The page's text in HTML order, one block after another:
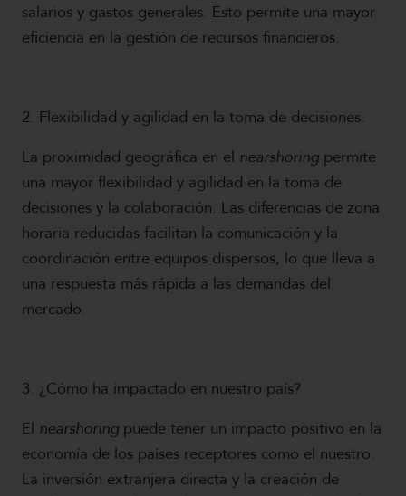
salarios y gastos generales. Esto permite una mayor
eficiencia en la gestión de recursos financieros.
2. Flexibilidad y agilidad en la toma de decisiones.
La proximidad geográfica en el nearshoring permite
una mayor flexibilidad y agilidad en la toma de
decisiones y la colaboración. Las diferencias de zona
horaria reducidas facilitan la comunicación y la
coordinación entre equipos dispersos, lo que lleva a
una respuesta más rápida a las demandas del
mercado.
3. ¿Cómo ha impactado en nuestro país?
El nearshoring puede tener un impacto positivo en la
economía de los países receptores como el nuestro.
La inversión extranjera directa y la creación de